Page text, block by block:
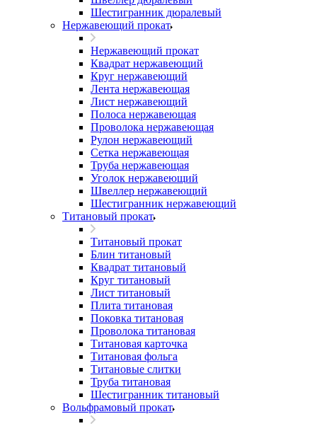
Шестигранник дюралевый
Нержавеющий прокат
Нержавеющий прокат
Квадрат нержавеющий
Круг нержавеющий
Лента нержавеющая
Лист нержавеющий
Полоса нержавеющая
Проволока нержавеющая
Рулон нержавеющий
Сетка нержавеющая
Труба нержавеющая
Уголок нержавеющий
Швеллер нержавеющий
Шестигранник нержавеющий
Титановый прокат
Титановый прокат
Блин титановый
Квадрат титановый
Круг титановый
Лист титановый
Плита титановая
Поковка титановая
Проволока титановая
Титановая карточка
Титановая фольга
Титановые слитки
Труба титановая
Шестигранник титановый
Вольфрамовый прокат